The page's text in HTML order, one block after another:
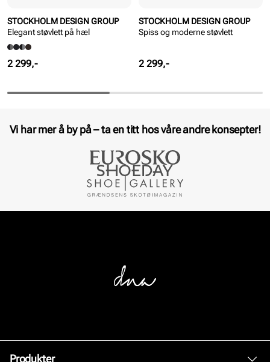
STOCKHOLM DESIGN GROUP
Elegant støvlett på hæl
Pris
2 299,-
STOCKHOLM DESIGN GROUP
Spiss og moderne støvlett
Pris
2 299,-
Vi har mer å by på – ta en titt hos våre andre konsepter!
Produkter